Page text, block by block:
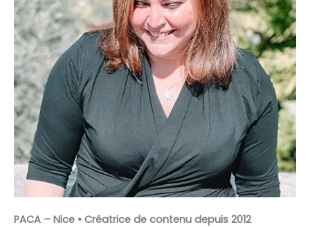
PACA – Nice • Créatrice de contenu depuis 2012